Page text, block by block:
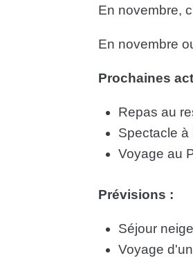
En novembre,
En novembre
Prochaines
Repas au
Spectacle à
Voyage au
Prévisions :
Séjour
Voyage